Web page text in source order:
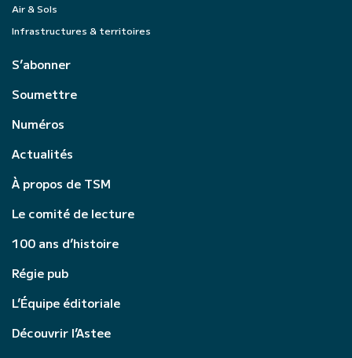
Air & Sols
Infrastructures & territoires
S’abonner
Soumettre
Numéros
Actualités
À propos de TSM
Le comité de lecture
100 ans d’histoire
Régie pub
L’Équipe éditoriale
Découvrir l’Astee